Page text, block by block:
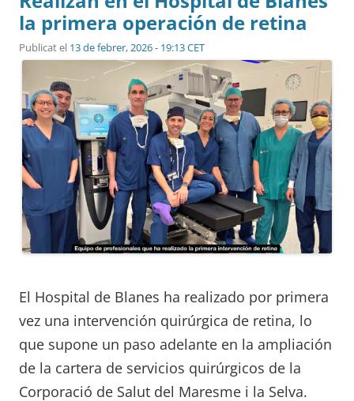
la primera operación de retina
Publicat el 13 de febrer, 2026 - 19:13 CET
El Hospital de Blanes ha realizado por primera
vez una intervención quirúrgica de retina, lo
que supone un paso adelante en la ampliación
de la cartera de servicios quirúrgicos de la
Corporació de Salut del Maresme i la Selva.